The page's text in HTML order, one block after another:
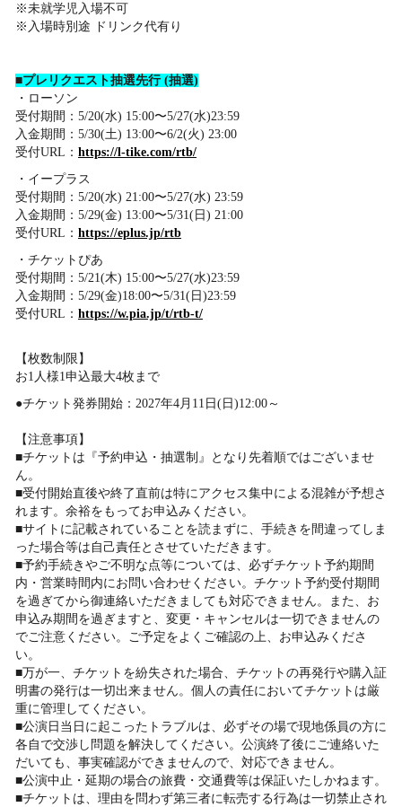
※未就学児入場不可
※入場時別途 ドリンク代有り
■プレリクエスト抽選先行 (抽選)
・ローソン
受付期間：5/20(水) 15:00〜5/27(水)23:59
入金期間：5/30(土) 13:00〜6/2(火) 23:00
受付URL： https://l-tike.com/rtb/
・イープラス
受付期間：5/20(水) 21:00〜5/27(水) 23:59
入金期間：5/29(金) 13:00〜5/31(日) 21:00
受付URL： https://eplus.jp/rtb
・チケットぴあ
受付期間：5/21(木) 15:00〜5/27(水)23:59
入金期間：5/29(金)18:00〜5/31(日)23:59
受付URL： https://w.pia.jp/t/rtb-t/
【枚数制限】
お1人様1申込最大4枚まで
●チケット発券開始：2027年4月11日(日)12:00～
【注意事項】
■チケットは『予約申込・抽選制』となり先着順ではございませ
ん。
■受付開始直後や終了直前は特にアクセス集中による混雑が予想さ
れます。余裕をもってお申込みください。
■サイトに記載されていることを読まずに、手続きを間違ってしま
った場合等は自己責任とさせていただきます。
■予約手続きやご不明な点等については、必ずチケット予約期間
内・営業時間内にお問い合わせください。チケット予約受付期間
を過ぎてから御連絡いただきましても対応できません。また、お
申込み期間を過ぎますと、変更・キャンセルは一切できませんの
でご注意ください。ご予定をよくご確認の上、お申込みくださ
い。
■万が一、チケットを紛失された場合、チケットの再発行や購入証
明書の発行は一切出来ません。個人の責任においてチケットは厳
重に管理してください。
■公演日当日に起こったトラブルは、必ずその場で現地係員の方に
各自で交渉し問題を解決してください。公演終了後にご連絡いた
だいても、事実確認ができませんので、対応できません。
■公演中止・延期の場合の旅費・交通費等は保証いたしかねます。
■チケットは、理由を問わず第三者に転売する行為は一切禁止され